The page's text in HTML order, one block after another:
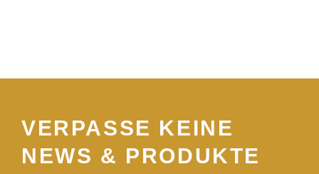
VERPASSE KEINE
NEWS & PRODUKTE